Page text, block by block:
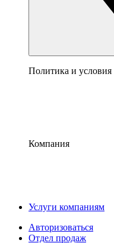
Политика и условия
Компания
Услуги компаниям
Авторизоваться
Отдел продаж